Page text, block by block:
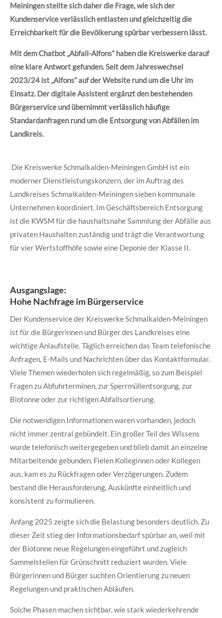
Meiningen stellte sich daher die Frage, wie sich der
Kundenservice verlässlich entlasten und gleichzeitig die
Erreichbarkeit für die Bevölkerung spürbar verbessern lässt.
Mit dem Chatbot „Abfall-Alfons“ haben die Kreiswerke darauf
eine klare Antwort gefunden. Seit dem Jahreswechsel
2023/24 ist „Alfons“ auf der Website rund um die Uhr im
Einsatz. Der digitale Assistent ergänzt den bestehenden
Bürgerservice und übernimmt verlässlich häufige
Standardanfragen rund um die Entsorgung von Abfällen im
Landkreis.
Die Kreiswerke Schmalkalden-Meiningen GmbH ist ein
moderner Dienstleistungskonzern, der im Auftrag des
Landkreises Schmalkalden-Meiningen sieben kommunale
Unternehmen koordiniert. Im Geschäftsbereich Entsorgung
ist die KWSM für die haushaltsnahe Sammlung der Abfälle aus
privaten Haushalten zuständig und trägt die Verantwortung
für vier Wertstoffhöfe sowie eine Deponie der Klasse II.
Ausgangslage:
Hohe Nachfrage im Bürgerservice
Der Kundenservice der Kreiswerke Schmalkalden-Meiningen
ist für die Bürgerinnen und Bürger des Landkreises eine
wichtige Anlaufstelle. Täglich erreichen das Team telefonische
Anfragen, E-Mails und Nachrichten über das Kontaktformular.
Viele Themen wiederholen sich regelmäßig, so zum Beispiel
Fragen zu Abfuhrterminen, zur Sperrmüllentsorgung, zur
Biotonne oder zur richtigen Abfallsortierung.
Die notwendigen Informationen waren vorhanden, jedoch
nicht immer zentral gebündelt. Ein großer Teil des Wissens
wurde telefonisch weitergegeben und blieb damit an einzelne
Mitarbeitende gebunden. Fielen Kolleginnen oder Kollegen
aus, kam es zu Rückfragen oder Verzögerungen. Zudem
bestand die Herausforderung, Auskünfte einheitlich und
konsistent zu formulieren.
Anfang 2025 zeigte sich die Belastung besonders deutlich. Zu
dieser Zeit stieg der Informationsbedarf spürbar an, weil mit
der Biotonne neue Regelungen eingeführt und zugleich
Sammelstellen für Grünschnitt reduziert wurden. Viele
Bürgerinnen und Bürger suchten Orientierung zu neuen
Regelungen und praktischen Abläufen.
Solche Phasen machen sichtbar, wie stark wiederkehrende